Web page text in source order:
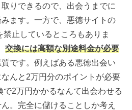
りできるので、出会うまでに
ます。一方で、悪徳サイトの
止しているところもありま
交換には高額な別途料金が必要
質です。例えばある悪徳出会い
んと2万円分のポイントが必要
2万円かかるなんて出会わせる
。完全に儲けることしか考え